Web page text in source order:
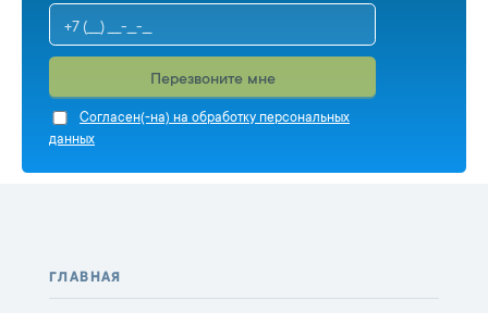
Перезвоните мне
Cогласен(-на) на обработку персональных
данных
ГЛАВНАЯ